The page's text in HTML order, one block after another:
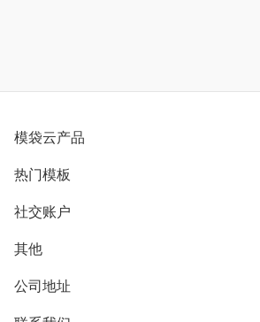
模袋云产品
别墅设计营销
模型协同展示分享
别墅社区
热门模板
欧式别墅
中式别墅
社交账户
B站
抖音
微信公众号
其他
用户服务协议
隐私政策
公司地址